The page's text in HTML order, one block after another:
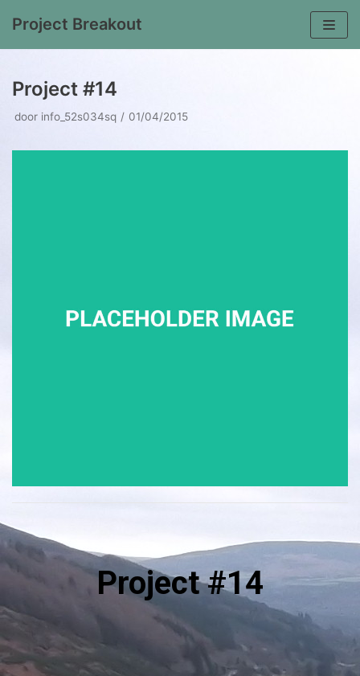
de
Project Breakout
Project #14
door info_52s034sq 01/04/2015
Project #14